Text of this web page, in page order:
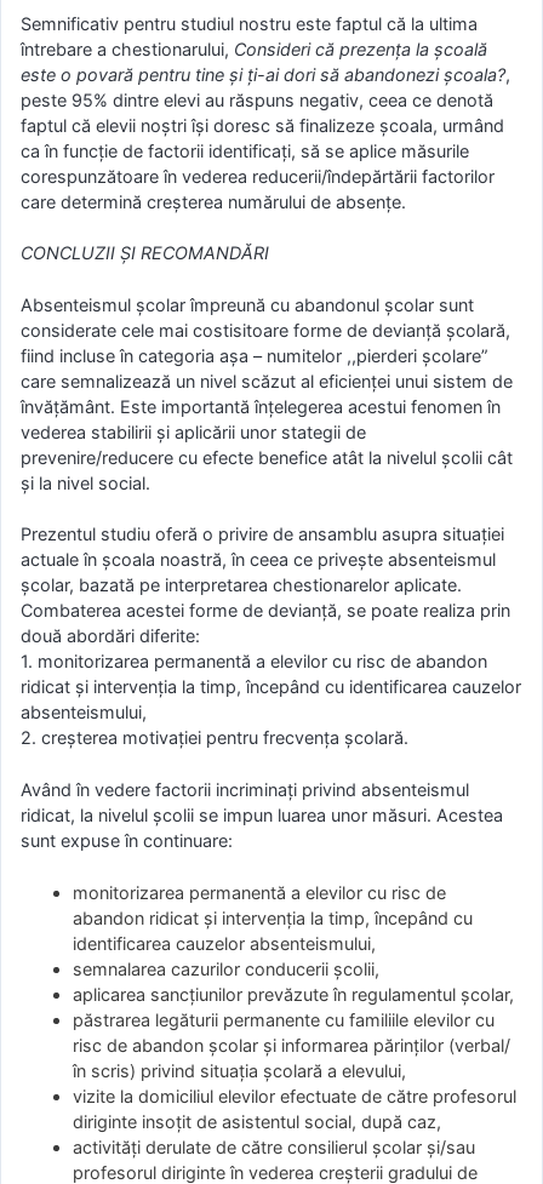
Semnificativ pentru studiul nostru este faptul că la ultima
întrebare a chestionarului, Consideri că prezenţa la şcoală
este o povară pentru tine şi ţi-ai dori să abandonezi şcoala?,
peste 95% dintre elevi au răspuns negativ, ceea ce denotă
faptul că elevii noștri își doresc să finalizeze școala, urmând
ca în funcție de factorii identificați, să se aplice măsurile
corespunzătoare în vederea reducerii/îndepărtării factorilor
care determină creşterea numărului de absenţe.
CONCLUZII ȘI RECOMANDĂRI
Absenteismul şcolar împreună cu abandonul şcolar sunt
considerate cele mai costisitoare forme de devianţă şcolară,
fiind incluse în categoria aşa – numitelor ,,pierderi şcolare”
care semnalizează un nivel scăzut al eficienţei unui sistem de
învăţământ. Este importantă înţelegerea acestui fenomen în
vederea stabilirii şi aplicării unor stategii de
prevenire/reducere cu efecte benefice atât la nivelul şcolii cât
şi la nivel social.
Prezentul studiu oferă o privire de ansamblu asupra situaţiei
actuale în școala noastră, în ceea ce privește absenteismul
școlar, bazată pe interpretarea chestionarelor aplicate.
Combaterea acestei forme de devianță, se poate realiza prin
două abordări diferite:
1. monitorizarea permanentă a elevilor cu risc de abandon
ridicat și intervenția la timp, începând cu identificarea cauzelor
absenteismului,
2. creșterea motivației pentru frecvența școlară.
Având în vedere factorii incriminați privind absenteismul
ridicat, la nivelul școlii se impun luarea unor măsuri. Acestea
sunt expuse în continuare:
monitorizarea permanentă a elevilor cu risc de
abandon ridicat și intervenția la timp, începând cu
identificarea cauzelor absenteismului,
semnalarea cazurilor conducerii școlii,
aplicarea sancţiunilor prevăzute în regulamentul şcolar,
păstrarea legăturii permanente cu familiile elevilor cu
risc de abandon școlar și informarea părinţilor (verbal/
în scris) privind situația școlară a elevului,
vizite la domiciliul elevilor efectuate de către profesorul
diriginte insoțit de asistentul social, după caz,
activităţi derulate de către consilierul şcolar și/sau
profesorul diriginte în vederea creșterii gradului de